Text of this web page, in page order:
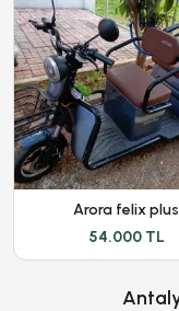
Arora felix plus
54.000 TL